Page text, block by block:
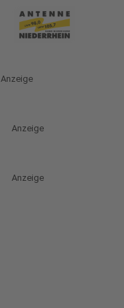
Anzeige
Anzeige
Anzeige